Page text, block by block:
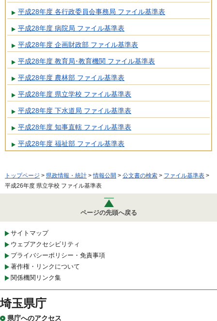
平成28年度 各行政委員会事務局 ファイル基準表
平成28年度 病院局 ファイル基準表
平成28年度 企画財政部 ファイル基準表
平成28年度 教育局･教育機関 ファイル基準表
平成28年度 農林部 ファイル基準表
平成28年度 県立学校 ファイル基準表
平成28年度 下水道局 ファイル基準表
平成28年度 知事直轄 ファイル基準表
平成28年度 福祉部 ファイル基準表
トップページ > 県政情報・統計 >情報公開 > 公文書の検索 > ファイル基準表 >
平成26年度 県立学校 ファイル基準表
ページの先頭へ戻る
サイトマップ
ウェブアクセシビリティ
プライバシーポリシー・免責事項
著作権・リンクについて
関係機関リンク集
埼玉県庁
県庁へのアクセス